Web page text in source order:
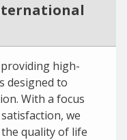
high-
designed to
With a focus
we
quality of life